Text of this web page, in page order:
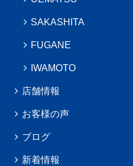
SAKASHITA
FUGANE
IWAMOTO
店舗情報
お客様の声
ブログ
新着情報